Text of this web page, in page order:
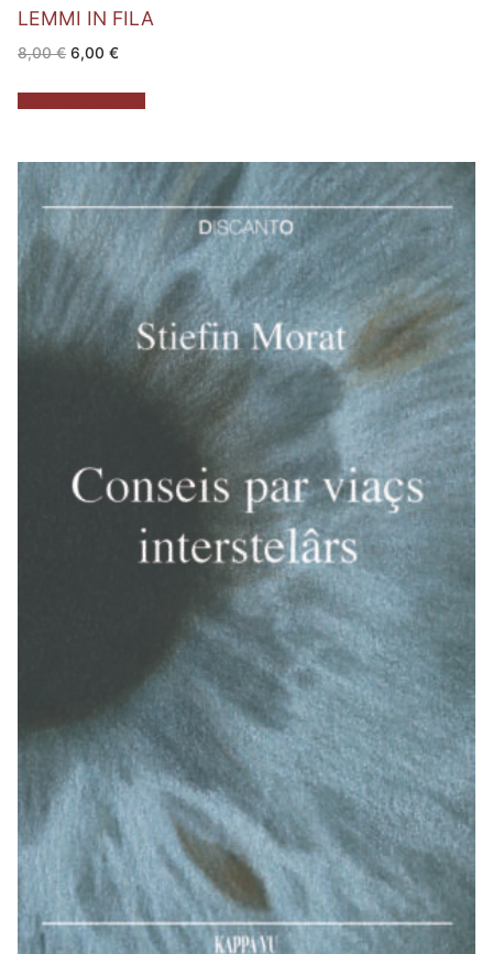
LEMMI IN FILA
8,00€ Il
prezzo
era:
8,00 €.
6,00 €Il
è:
6,00 €.